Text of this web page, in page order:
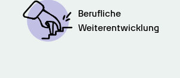
Berufliche
Weiterentwicklung